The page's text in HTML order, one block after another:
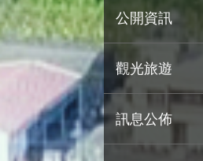
公開資訊
觀光旅遊
訊息公佈